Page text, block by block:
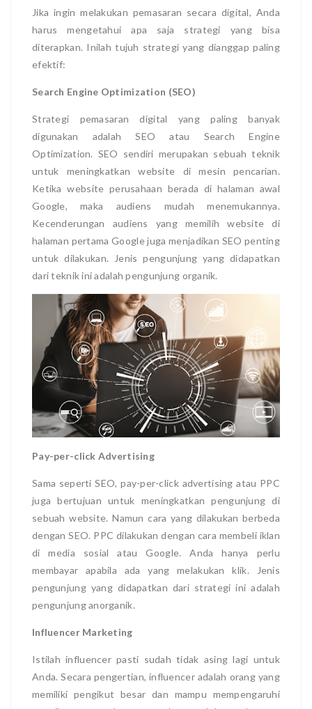
Jika ingin melakukan pemasaran secara digital, Anda
harus mengetahui apa saja strategi yang bisa
diterapkan. Inilah tujuh strategi yang dianggap paling
efektif:
Search Engine Optimization (SEO)
Strategi pemasaran digital yang paling banyak
digunakan adalah SEO atau Search Engine
Optimization. SEO sendiri merupakan sebuah teknik
untuk meningkatkan website di mesin pencarian.
Ketika website perusahaan berada di halaman awal
Google, maka audiens mudah menemukannya.
Kecenderungan audiens yang memilih website di
halaman pertama Google juga menjadikan SEO penting
untuk dilakukan. Jenis pengunjung yang didapatkan
dari teknik ini adalah pengunjung organik.
Pay-per-click Advertising
Sama seperti SEO, pay-per-click advertising atau PPC
juga bertujuan untuk meningkatkan pengunjung di
sebuah website. Namun cara yang dilakukan berbeda
dengan SEO. PPC dilakukan dengan cara membeli iklan
di media sosial atau Google. Anda hanya perlu
membayar apabila ada yang melakukan klik. Jenis
pengunjung yang didapatkan dari strategi ini adalah
pengunjung anorganik.
Influencer Marketing
Istilah influencer pasti sudah tidak asing lagi untuk
Anda. Secara pengertian, influencer adalah orang yang
memiliki pengikut besar dan mampu mempengaruhi